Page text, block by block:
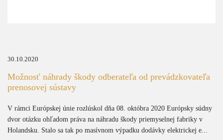
30.10.2020
Možnosť náhrady škody odberateľa od prevádzkovateľa
prenosovej sústavy
V rámci Európskej únie rozlúskol dňa 08. októbra 2020 Európsky súdny
dvor otázku ohľadom práva na náhradu škody priemyselnej fabriky v
Holandsku. Stalo sa tak po masívnom výpadku dodávky elektrickej e...